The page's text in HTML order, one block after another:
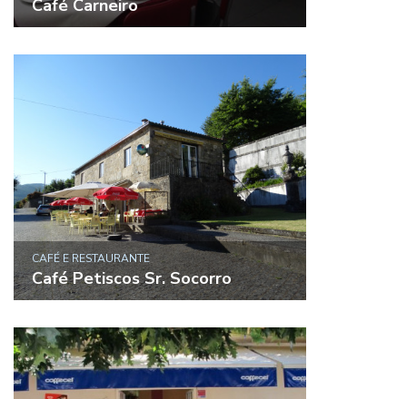
Café Carneiro
CAFÉ E RESTAURANTE
Café Petiscos Sr. Socorro